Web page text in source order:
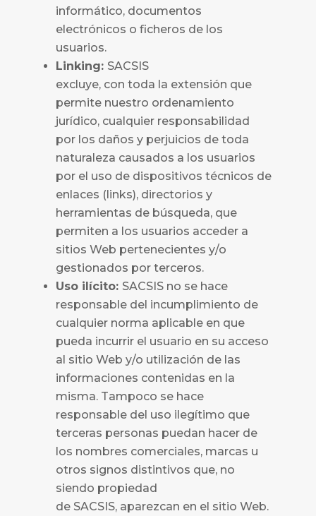
informático, documentos
electrónicos o ficheros de los
usuarios.
Linking: SACSIS
excluye, con toda la extensión que
permite nuestro ordenamiento
jurídico, cualquier responsabilidad
por los daños y perjuicios de toda
naturaleza causados a los usuarios
por el uso de dispositivos técnicos de
enlaces (links), directorios y
herramientas de búsqueda, que
permiten a los usuarios acceder a
sitios Web pertenecientes y/o
gestionados por terceros.
Uso ilícito: SACSISno se hace
responsable del incumplimiento de
cualquier norma aplicable en que
pueda incurrir el usuario en su acceso
al sitio Web y/o utilización de las
informaciones contenidas en la
misma. Tampoco se hace
responsable del uso ilegítimo que
terceras personas puedan hacer de
los nombres comerciales, marcas u
otros signos distintivos que, no
siendo propiedad
de SACSIS,aparezcan en el sitio Web.